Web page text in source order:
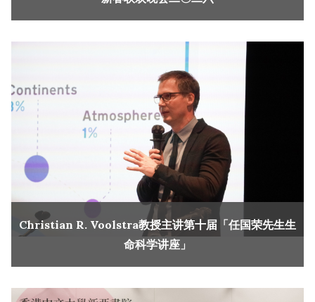
Christian R. Voolstra教授主讲第十届「任国荣先生生
命科学讲座」